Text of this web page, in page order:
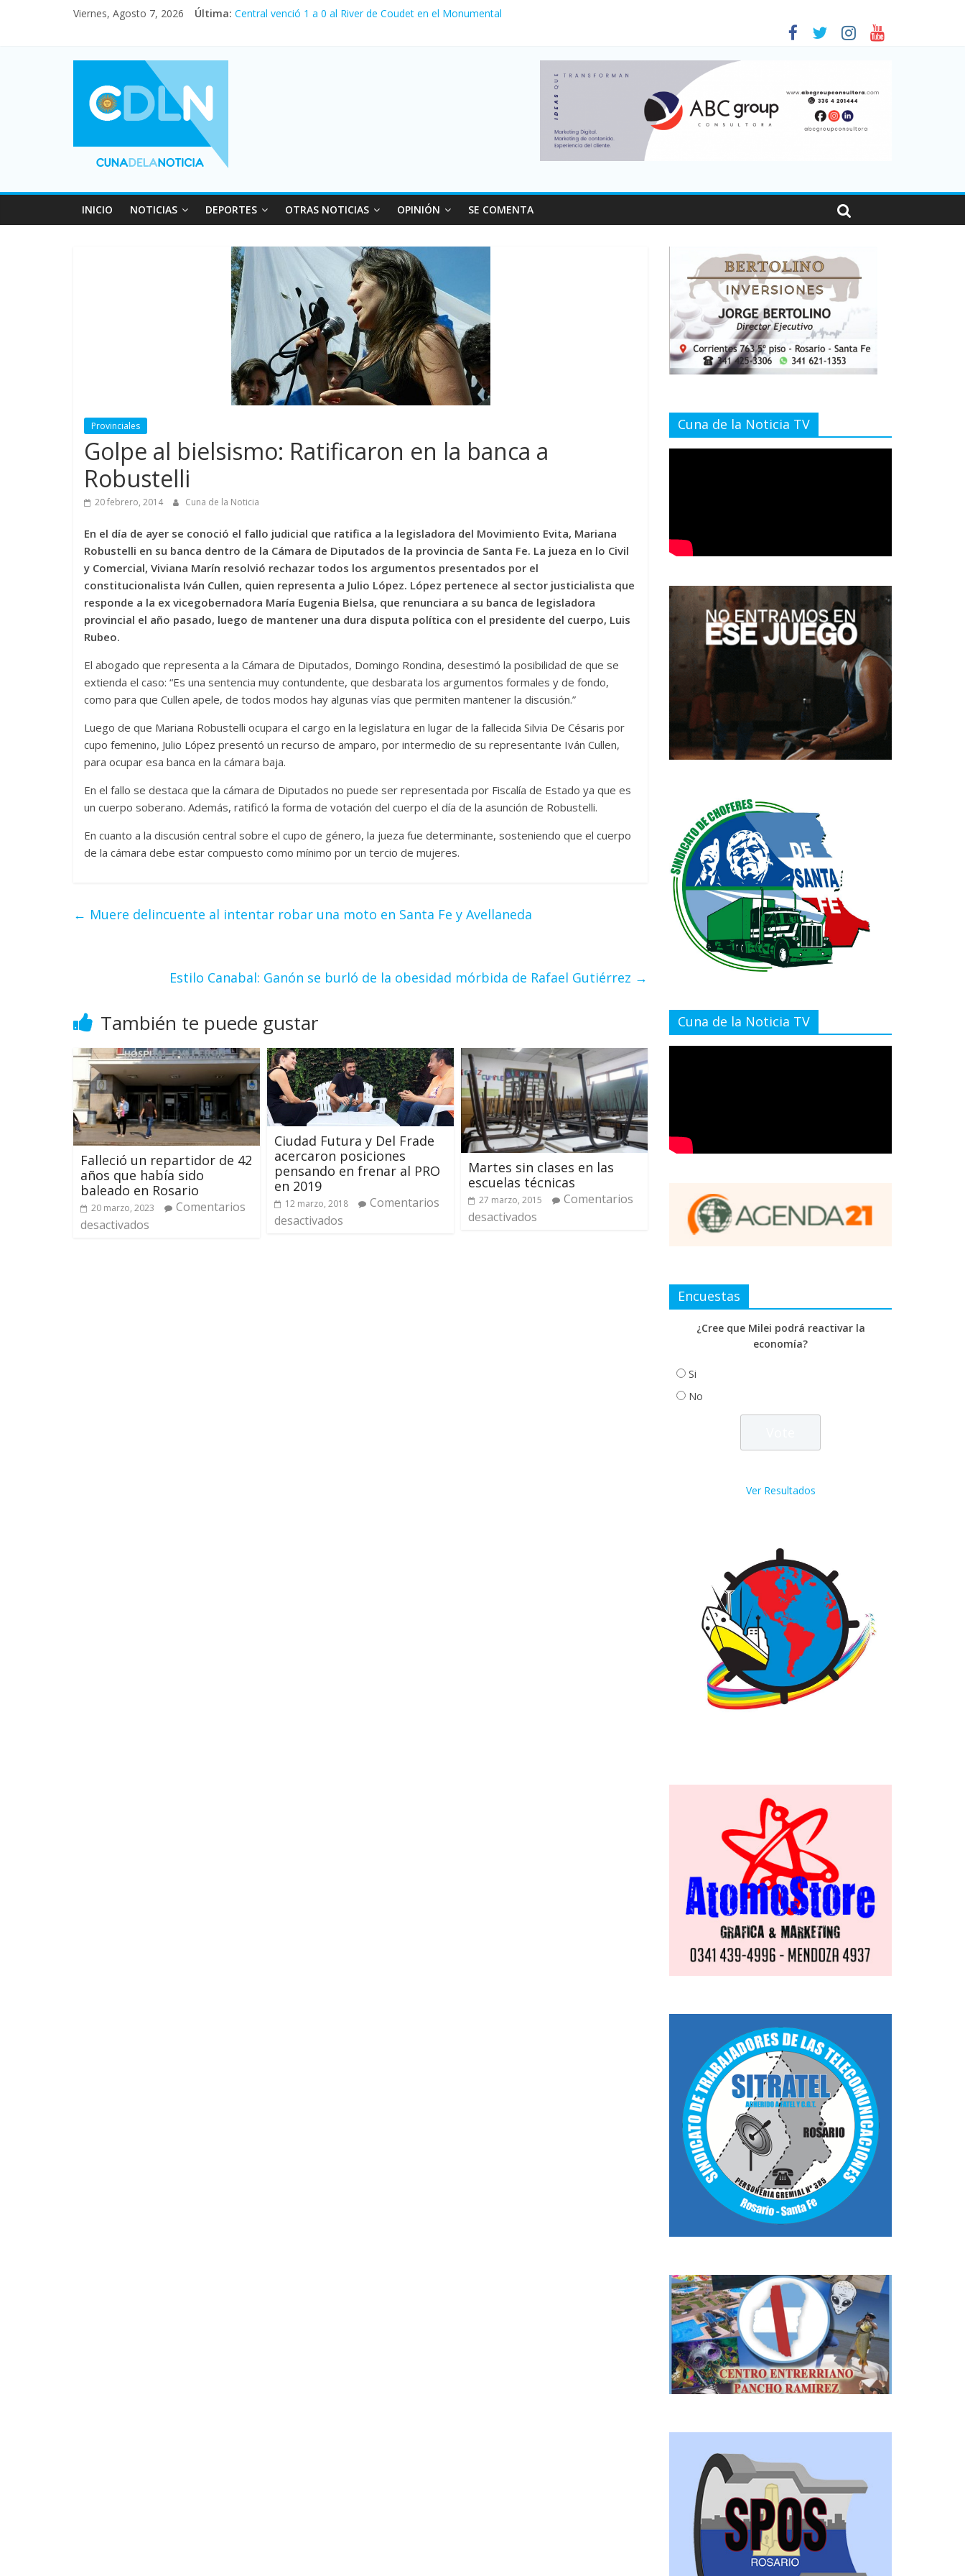
Viernes, Agosto 7, 2026 Última: Central venció 1 a 0 al River de Coudet en el Monumental
Vacaciones de invierno con más movimiento y consumo turístico: 4,6 millones de personas viajaron por el país, un 5,9% más que en 2025
INICIO NOTICIAS DEPORTES OTRAS NOTICIAS OPINIÓN SE COMENTA
Provinciales
Golpe al bielsismo: Ratificaron en la banca a
Robustelli
20 febrero, 2014 Cuna de la Noticia
En el día de ayer se conoció el fallo judicial que ratifica a la legisladora del Movimiento Evita, Mariana
Robustelli en su banca dentro de la Cámara de Diputados de la provincia de Santa Fe. La jueza en lo Civil
y Comercial, Viviana Marín resolvió rechazar todos los argumentos presentados por el
constitucionalista Iván Cullen, quien representa a Julio López. López pertenece al sector justicialista que
responde a la ex vicegobernadora María Eugenia Bielsa, que renunciara a su banca de legisladora
provincial el año pasado, luego de mantener una dura disputa política con el presidente del cuerpo, Luis
Rubeo.
El abogado que representa a la Cámara de Diputados, Domingo Rondina, desestimó la posibilidad de que se
extienda el caso: “Es una sentencia muy contundente, que desbarata los argumentos formales y de fondo,
como para que Cullen apele, de todos modos hay algunas vías que permiten mantener la discusión.”
Luego de que Mariana Robustelli ocupara el cargo en la legislatura en lugar de la fallecida Silvia De Césaris por
cupo femenino, Julio López presentó un recurso de amparo, por intermedio de su representante Iván Cullen,
para ocupar esa banca en la cámara baja.
En el fallo se destaca que la cámara de Diputados no puede ser representada por Fiscalía de Estado ya que es
un cuerpo soberano. Además, ratificó la forma de votación del cuerpo el día de la asunción de Robustelli.
En cuanto a la discusión central sobre el cupo de género, la jueza fue determinante, sosteniendo que el cuerpo
de la cámara debe estar compuesto como mínimo por un tercio de mujeres.
← Muere delincuente al intentar robar una moto en Santa Fe y Avellaneda
Estilo Canabal: Ganón se burló de la obesidad mórbida de Rafael Gutiérrez →
También te puede gustar
Falleció un repartidor de 42
años que había sido
baleado en Rosario
20 marzo, 2023
Comentarios
desactivados
Ciudad Futura y Del Frade
acercaron posiciones
pensando en frenar al PRO
en 2019
12 marzo, 2018
Comentarios
desactivados
Martes sin clases en las
escuelas técnicas
27 marzo, 2015
Comentarios
desactivados
Cuna de la Noticia TV
Cuna de la Noticia TV
Encuestas
¿Cree que Milei podrá reactivar la
economía?
Si
No
Ver Resultados